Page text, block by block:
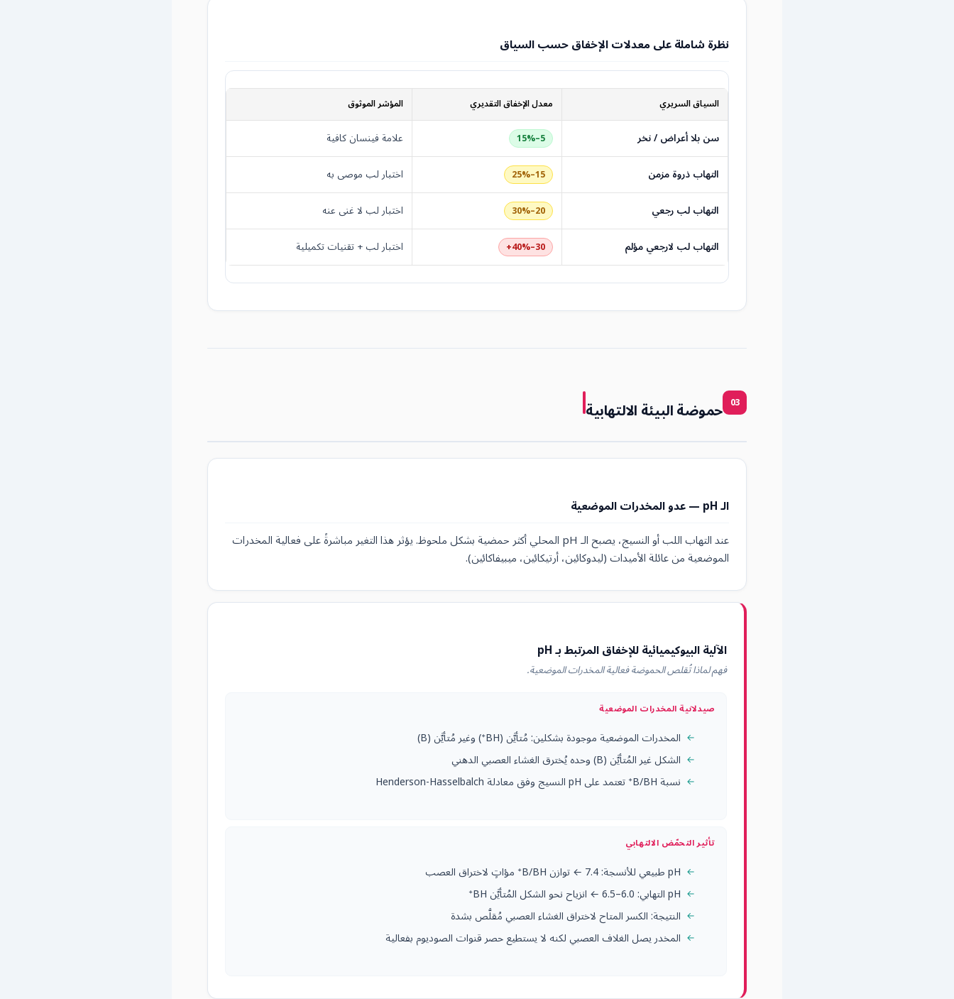
نظرة شاملة على معدلات الإخفاق حسب السياق
السياق السريري معدل الإخفاق التقديري المؤشر الموثوق
سن بلا أعراض / نخر 5–15%
علامة فينسان كافية
التهاب ذروة مزمن
15–25%
اختبار لب موصى به
التهاب لب رجعي
20–30%
اختبار لب لا غنى عنه
التهاب لب لارجعي مؤلم
30–40%+ اختبار لب + تقنيات تكميلية
03 حموضة البيئة الالتهابية
الـ pH — عدو المخدرات الموضعية
عند التهاب اللب أو النسيج، يصبح الـ pH المحلي أكثر حمضية بشكل ملحوظ. يؤثر هذا التغير مباشرةً على فعالية المخدرات
الموضعية من عائلة الأميدات (ليدوكائين، أرتيكائين، ميبيفاكائين).
الآلية البيوكيميائية للإخفاق المرتبط بـ pH
فهم لماذا تُقلص الحموضة فعالية المخدرات الموضعية.
صيدلانية المخدرات الموضعية
المخدرات الموضعية موجودة بشكلين: مُتأيَّن (BH⁺) وغير مُتأيَّن (B)
الشكل غير المُتأيَّن (B) وحده يُخترق الغشاء العصبي الدهني
نسبة B/BH⁺ تعتمد على pH النسيج وفق معادلة Henderson-Hasselbalch
تأثير التحمّض الالتهابي
pH طبيعي للأنسجة: 7.4 ← توازن B/BH⁺ مؤاتٍ لاختراق العصب
pH التهابي: 6.0–6.5 ← انزياح نحو الشكل المُتأيَّن BH⁺
النتيجة: الكسر المتاح لاختراق الغشاء العصبي مُقلَّص بشدة
المخدر يصل الغلاف العصبي لكنه لا يستطيع حصر قنوات الصوديوم بفعالية